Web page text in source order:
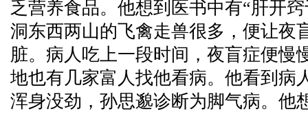
乏营养食品。他想到医书中有“肝开
洞东西两山的飞禽走兽很多，便让夜
脏。病人吃上一段时间，夜盲症便慢
地也有几家富人找他看病。他看到病
浑身没劲，孙思邈诊断为脚气病。他